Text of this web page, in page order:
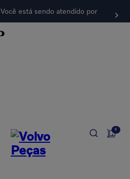
Você está sendo atendido por
0